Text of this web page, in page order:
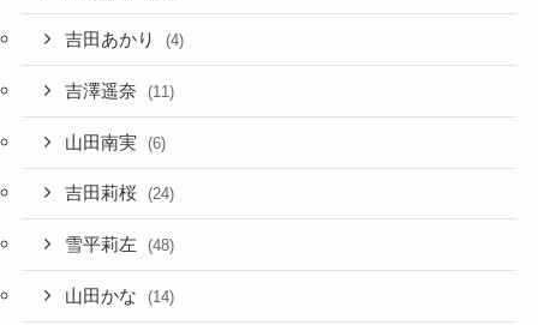
吉田あかり (4)
吉澤遥奈 (11)
山田南実 (6)
吉田莉桜 (24)
雪平莉左 (48)
山田かな (14)